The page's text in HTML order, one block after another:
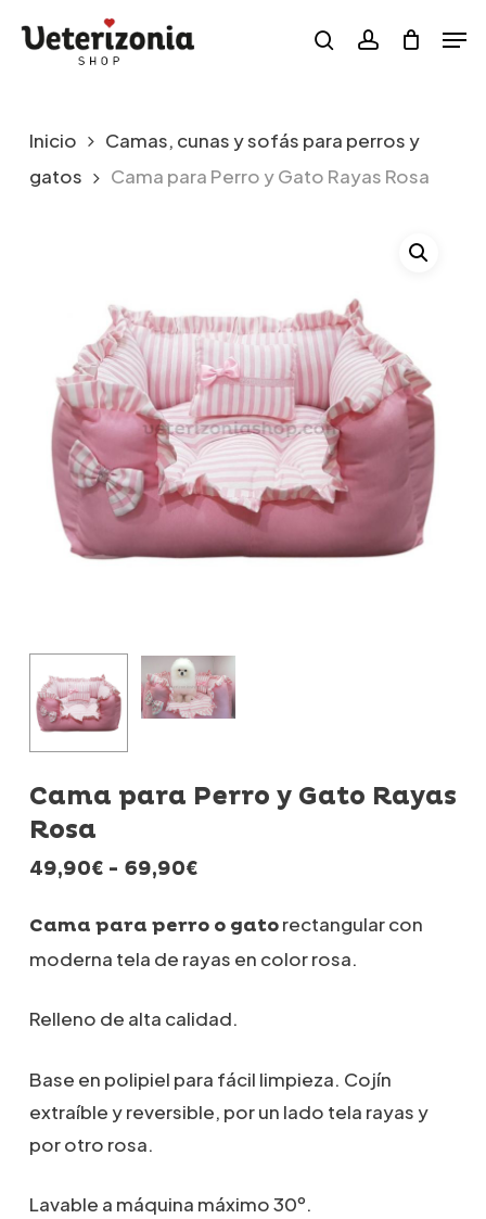
searchaccount
Inicio
Camas, cunas y sofás para perros y
gatos
Cama para Perro y Gato Rayas Rosa
Cama para Perro y Gato Rayas
Rosa
49,90€ - 69,90€Rango
precios:
desde
49,90€
69,90€
Cama para perro o gatorectangular con
moderna tela de rayas en color rosa.
Relleno de alta calidad.
Base en polipiel para fácil limpieza. Cojín
extraíble y reversible, por un lado tela rayas y
por otro rosa.
Lavable a máquina máximo 30º.